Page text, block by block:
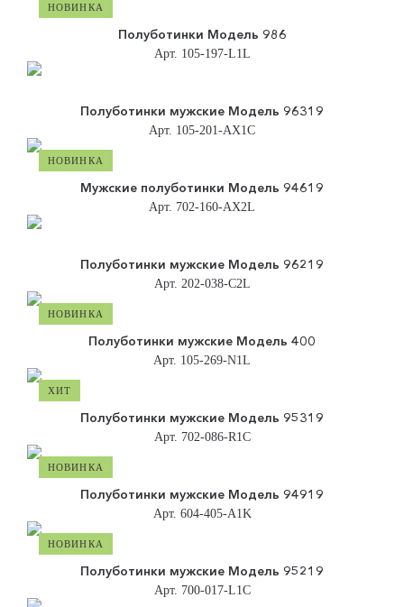
НОВИНКА
Полуботинки Модель 986
Арт. 105-197-L1L
Полуботинки мужские Модель 96319
Арт. 105-201-AX1C
НОВИНКА
Мужские полуботинки Модель 94619
Арт. 702-160-АХ2L
Полуботинки мужские Модель 96219
Арт. 202-038-C2L
НОВИНКА
Полуботинки мужские Модель 400
Арт. 105-269-N1L
ХИТ
Полуботинки мужские Модель 95319
Арт. 702-086-R1C
НОВИНКА
Полуботинки мужские Модель 94919
Арт. 604-405-A1K
НОВИНКА
Полуботинки мужские Модель 95219
Арт. 700-017-L1C